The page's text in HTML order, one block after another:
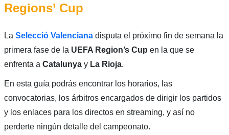
Regions’ Cup
La Selecció Valencianadisputa el próximo fin de semana la
primera fase de la UEFA Region’s Cup en la que se
enfrenta a Catalunyay La Rioja.
En esta guía podrás encontrar los horarios, las
convocatorias, los árbitros encargados de dirigir los partidos
y los enlaces para los directos en streaming, y así no
perderte ningún detalle del campeonato.